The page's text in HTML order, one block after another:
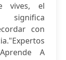
vives, el
significa
con
A